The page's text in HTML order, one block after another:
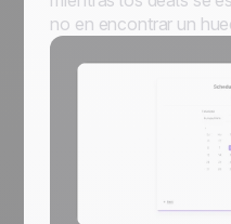
no en encontrar un